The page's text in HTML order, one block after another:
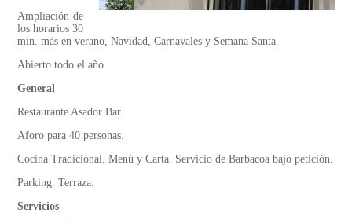
Ampliación de
los horarios 30
min. más en verano, Navidad, Carnavales y Semana Santa.
Abierto todo el año
General
Restaurante Asador Bar.
Aforo para 40 personas.
Cocina Tradicional. Menú y Carta. Servicio de Barbacoa bajo petición.
Parking. Terraza.
Servicios